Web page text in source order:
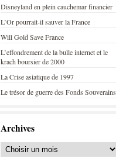
Disneyland en plein cauchemar financier
L’Or pourrait-il sauver la France
Will Gold Save France
L’effondrement de la bulle internet et le
krach boursier de 2000
La Crise asiatique de 1997
Le trésor de guerre des Fonds Souverains
Archives